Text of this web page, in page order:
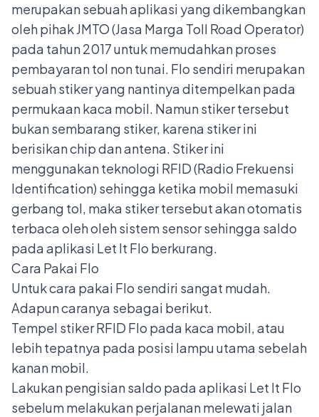
merupakan sebuah aplikasi yang dikembangkan
oleh pihak JMTO (Jasa Marga Toll Road Operator)
pada tahun 2017 untuk memudahkan proses
pembayaran tol non tunai. Flo sendiri merupakan
sebuah stiker yang nantinya ditempelkan pada
permukaan kaca mobil. Namun stiker tersebut
bukan sembarang stiker, karena stiker ini
berisikan chip dan antena. Stiker ini
menggunakan teknologi RFID (Radio Frekuensi
Identification) sehingga ketika mobil memasuki
gerbang tol, maka stiker tersebut akan otomatis
terbaca oleh oleh sistem sensor sehingga saldo
pada aplikasi Let It Flo berkurang.
Cara Pakai Flo
Untuk cara pakai Flo sendiri sangat mudah.
Adapun caranya sebagai berikut.
Tempel stiker RFID Flo pada kaca mobil, atau
lebih tepatnya pada posisi lampu utama sebelah
kanan mobil.
Lakukan pengisian saldo pada aplikasi Let It Flo
sebelum melakukan perjalanan melewati jalan